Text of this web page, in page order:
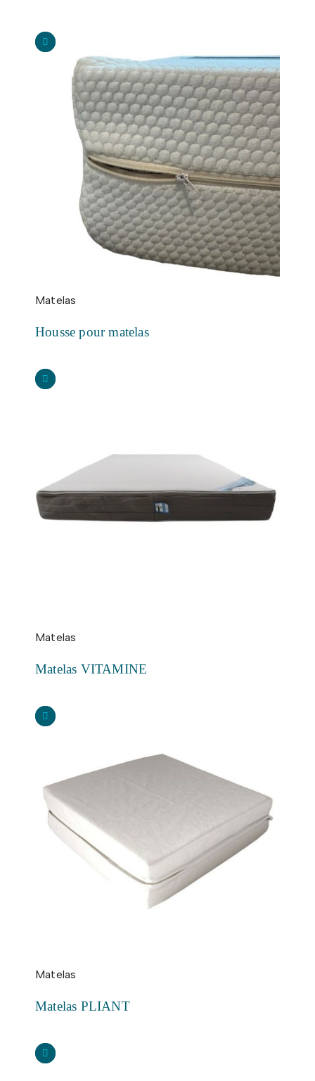
Matelas
Housse pour matelas
Matelas
Matelas VITAMINE
Matelas
Matelas PLIANT